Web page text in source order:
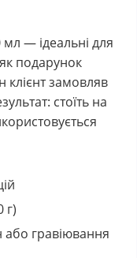
— ідеальні для
подарунок
замовляв
стоїть на
г)
гравіювання